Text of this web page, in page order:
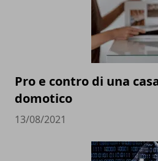
Pro e contro di una
domotico
13/08/2021